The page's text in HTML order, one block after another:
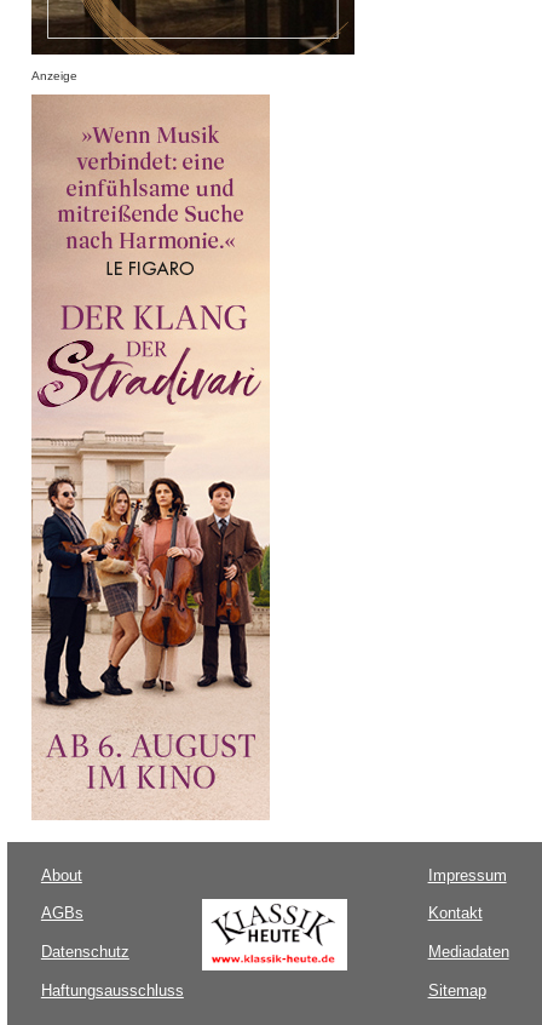
Anzeige
About
AGBs
Datenschutz
Haftungsausschluss
Impressum
Kontakt
Mediadaten
Sitemap